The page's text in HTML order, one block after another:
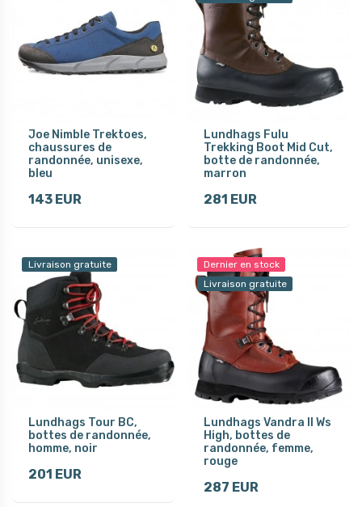
Joe Nimble Trektoes,
chaussures de
randonnée, unisexe,
bleu
143 EUR
Lundhags Fulu
Trekking Boot Mid Cut,
botte de randonnée,
marron
281 EUR
Livraison gratuite
Lundhags Tour BC,
bottes de randonnée,
homme, noir
201 EUR
Dernier en stock
Livraison gratuite
Lundhags Vandra II Ws
High, bottes de
randonnée, femme,
rouge
287 EUR